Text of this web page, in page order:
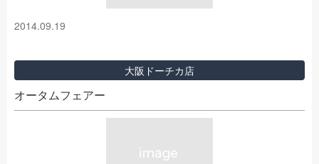
2014.09.19
大阪ドーチカ店
オータムフェアー